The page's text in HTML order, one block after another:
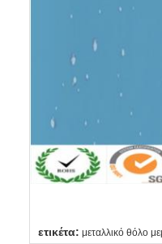
ετικέτα: μεταλλικό θόλο